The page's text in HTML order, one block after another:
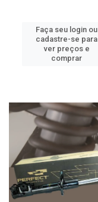
Faça seu login ou
cadastre-se para
ver preços e
comprar